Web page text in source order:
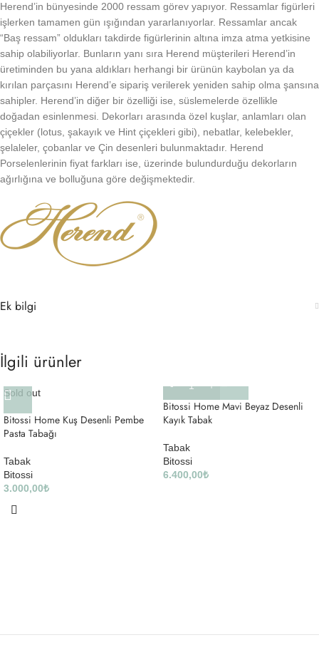
Herend’in bünyesinde 2000 ressam görev yapıyor. Ressamlar figürleri
işlerken tamamen gün ışığından yararlanıyorlar. Ressamlar ancak
“Baş ressam” oldukları takdirde figürlerinin altına imza atma yetkisine
sahip olabiliyorlar. Bunların yanı sıra Herend müşterileri Herend’in
üretiminden bu yana aldıkları herhangi bir ürünün kaybolan ya da
kırılan parçasını Herend’e sipariş verilerek yeniden sahip olma şansına
sahipler. Herend’in diğer bir özelliği ise, süslemelerde özellikle
doğadan esinlenmesi. Dekorları arasında özel kuşlar, anlamları olan
çiçekler (lotus, şakayık ve Hint çiçekleri gibi), nebatlar, kelebekler,
şelaleler, çobanlar ve Çin desenleri bulunmaktadır. Herend
Porselenlerinin fiyat farkları ise, üzerinde bulundurduğu dekorların
ağırlığına ve bolluğuna göre değişmektedir.
Ek bilgi
İlgili ürünler
Sold out
Bitossi Home Kuş Desenli Pembe
Pasta Tabağı
Tabak
Bitossi
3.000,00₺
Bitossi Home Mavi Beyaz Desenli
Kayık Tabak
Tabak
Bitossi
6.400,00₺